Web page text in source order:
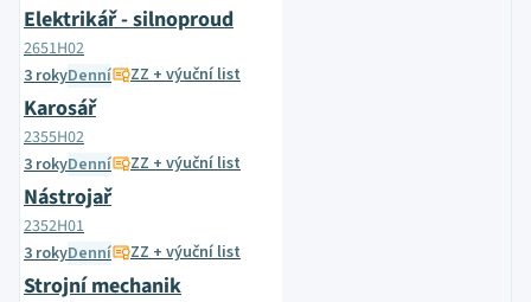
Elektrikář - silnoproud
2651H02
3 rokyDenní ZZ + výuční list
Karosář
2355H02
3 rokyDenní ZZ + výuční list
Nástrojař
2352H01
3 rokyDenní ZZ + výuční list
Strojní mechanik